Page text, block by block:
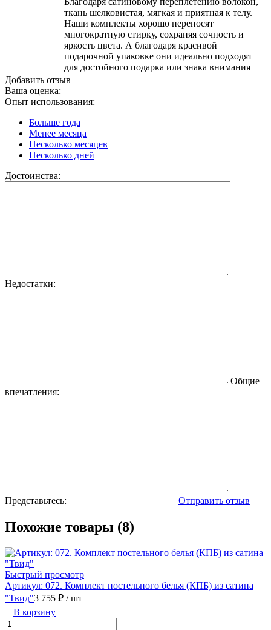
ткань шелковистая, мягкая и приятная к телу.
Наши комплекты хорошо переносят
многократную стирку, сохраняя сочность и
яркость цвета. А благодаря красивой
подарочной упаковке они идеально подходят
для достойного подарка или знака внимания
Добавить отзыв
Ваша оценка:
Опыт использования:
Больше года
Менее месяца
Несколько месяцев
Несколько дней
Достоинства:
Недостатки:
Общие
впечатления:
Представьтесь: Отправить отзыв
Похожие товары (8)
Быстрый просмотр
Артикул: 072. Комплект постельного белья (КПБ) из сатина
"Твид"3 755 ₽ / шт
В корзину